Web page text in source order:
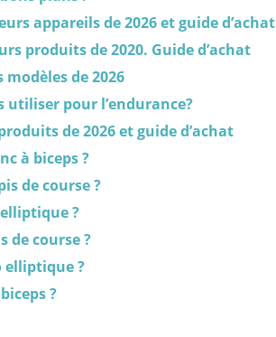
appareils de 2026 et guide d’achat
produits de 2020. Guide d’achat
de 2026
pour l’endurance?
de 2026 et guide d’achat
à biceps ?
de course ?
?
de course ?
elliptique ?
?